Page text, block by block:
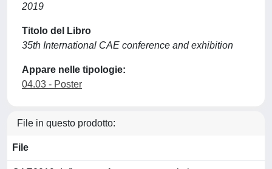
2019
Titolo del Libro
35th International CAE conference and exhibition
Appare nelle tipologie:
04.03 - Poster
File in questo prodotto:
File